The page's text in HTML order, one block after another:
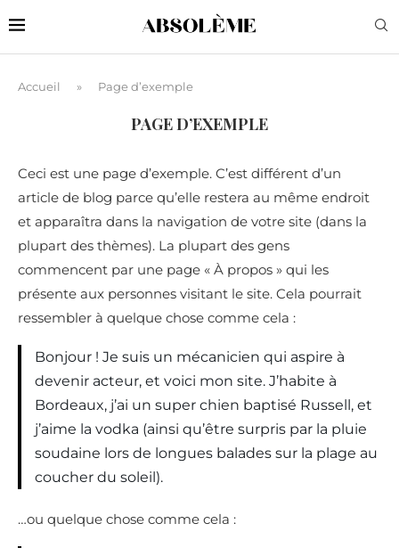
Accueil » Page d’exemple
PAGE D’EXEMPLE
Ceci est une page d’exemple. C’est différent d’un
article de blog parce qu’elle restera au même endroit
et apparaîtra dans la navigation de votre site (dans la
plupart des thèmes). La plupart des gens
commencent par une page « À propos » qui les
présente aux personnes visitant le site. Cela pourrait
ressembler à quelque chose comme cela :
Bonjour ! Je suis un mécanicien qui aspire à
devenir acteur, et voici mon site. J’habite à
Bordeaux, j’ai un super chien baptisé Russell, et
j’aime la vodka (ainsi qu’être surpris par la pluie
soudaine lors de longues balades sur la plage au
coucher du soleil).
…ou quelque chose comme cela :